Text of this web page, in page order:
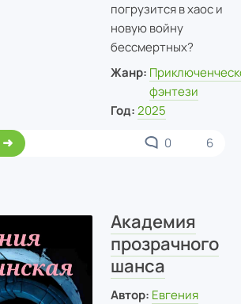
погрузится в хаос и
новую войну
бессмертных?
Жанр:
фэнтези
Год: 2025
0 6
Академия
прозрачного
шанса
Автор: Евгения